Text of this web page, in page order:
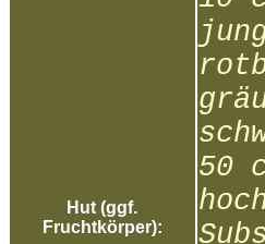
Hut (ggf.
Fruchtkörper):
50